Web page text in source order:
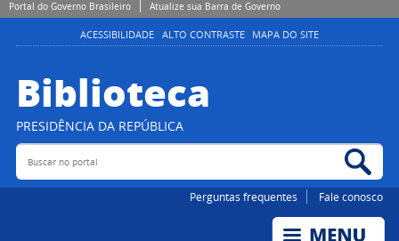
Portal do Governo Brasileiro Atualize sua Barra de Governo
ACESSIBILIDADE ALTO CONTRASTE MAPA DO SITE
Biblioteca
PRESIDÊNCIA DA REPÚBLICA
Buscar no portal
Perguntas frequentes Fale conosco